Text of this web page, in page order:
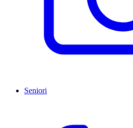
Seniori